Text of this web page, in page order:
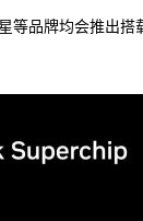
等品牌均会推出搭